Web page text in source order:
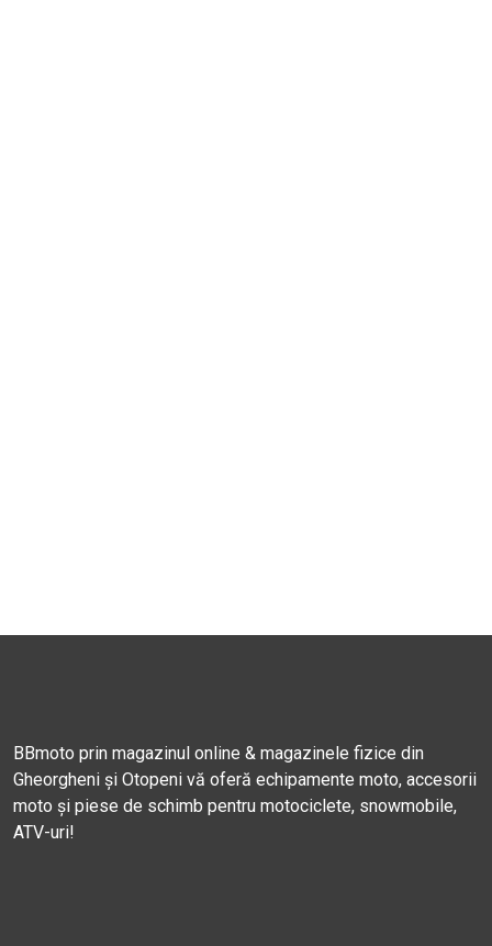
BBmoto prin magazinul online & magazinele fizice din
Gheorgheni și Otopeni vă oferă echipamente moto, accesorii
moto și piese de schimb pentru motociclete, snowmobile,
ATV-uri!